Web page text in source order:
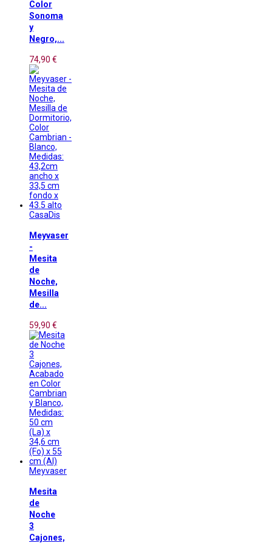
Color
Sonoma
y
Negro,...
74,90 €
CasaDis
Meyvaser
-
Mesita
de
Noche,
Mesilla
de...
59,90 €
Meyvaser
Mesita
de
Noche
3
Cajones,